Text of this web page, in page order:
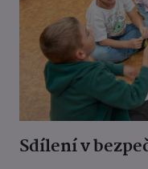
Sdílení v